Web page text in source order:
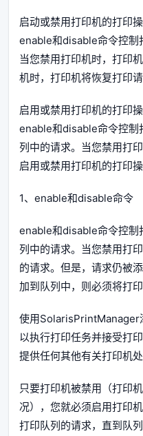
启动或禁用打印机的打印
enable和disable命令控制
当您禁用打印机时，打印
机时，打印机将恢复打印请
启用或禁用打印机的打印
enable和disable命令控制
列中的请求。当您禁用打
启用或禁用打印机的打印
1、enable和disable命令
enable和disable命令控制
列中的请求。当您禁用打
的请求。但是，请求仍被
加到队列中，则必须将打
使用SolarisPrintManager
以执行打印任务并接受打
提供任何其他有关打印机处
只要打印机被禁用（打印
况），您就必须启用打印
打印队列的请求，直到队